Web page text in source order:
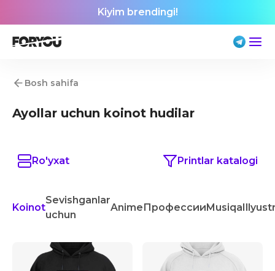
Kiyim brendingi!
Bosh sahifa
Ayollar uchun koinot hudilar
Ro'yxat Printlar katalogi
Koinot
Sevishganlar
uchun
AnimeПрофессииMusiqa